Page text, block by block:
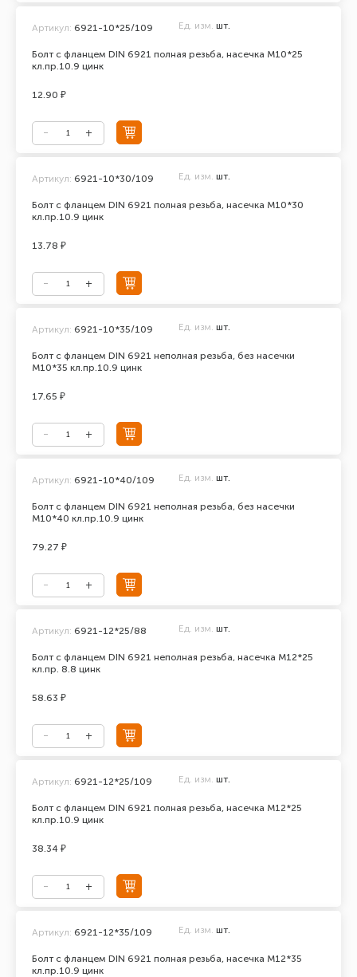
Болт с фланцем DIN 6921 полная резьба, насечка М10*25
кл.пр.10.9 цинк
Артикул: 6921-10*25/109 Ед. изм. шт.
12.90 ₽
Болт с фланцем DIN 6921 полная резьба, насечка М10*30
кл.пр.10.9 цинк
Артикул: 6921-10*30/109 Ед. изм. шт.
13.78 ₽
Болт с фланцем DIN 6921 неполная резьба, без насечки
М10*35 кл.пр.10.9 цинк
Артикул: 6921-10*35/109 Ед. изм. шт.
17.65 ₽
Болт с фланцем DIN 6921 неполная резьба, без насечки
М10*40 кл.пр.10.9 цинк
Артикул: 6921-10*40/109 Ед. изм. шт.
79.27 ₽
Болт с фланцем DIN 6921 неполная резьба, насечка М12*25
кл.пр. 8.8 цинк
Артикул: 6921-12*25/88 Ед. изм. шт.
58.63 ₽
Болт с фланцем DIN 6921 полная резьба, насечка М12*25
кл.пр.10.9 цинк
Артикул: 6921-12*25/109 Ед. изм. шт.
38.34 ₽
Болт с фланцем DIN 6921 полная резьба, насечка М12*35
кл.пр.10.9 цинк
Артикул: 6921-12*35/109 Ед. изм. шт.